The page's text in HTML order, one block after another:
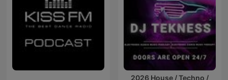
2026 House / Techno /